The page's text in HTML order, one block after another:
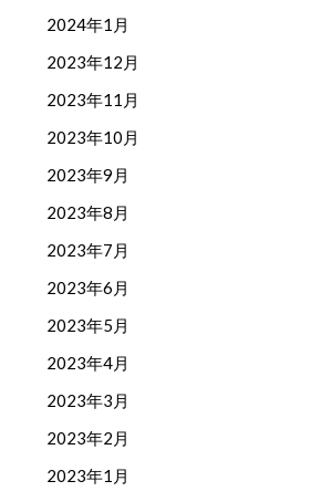
2024年1月
2023年12月
2023年11月
2023年10月
2023年9月
2023年8月
2023年7月
2023年6月
2023年5月
2023年4月
2023年3月
2023年2月
2023年1月